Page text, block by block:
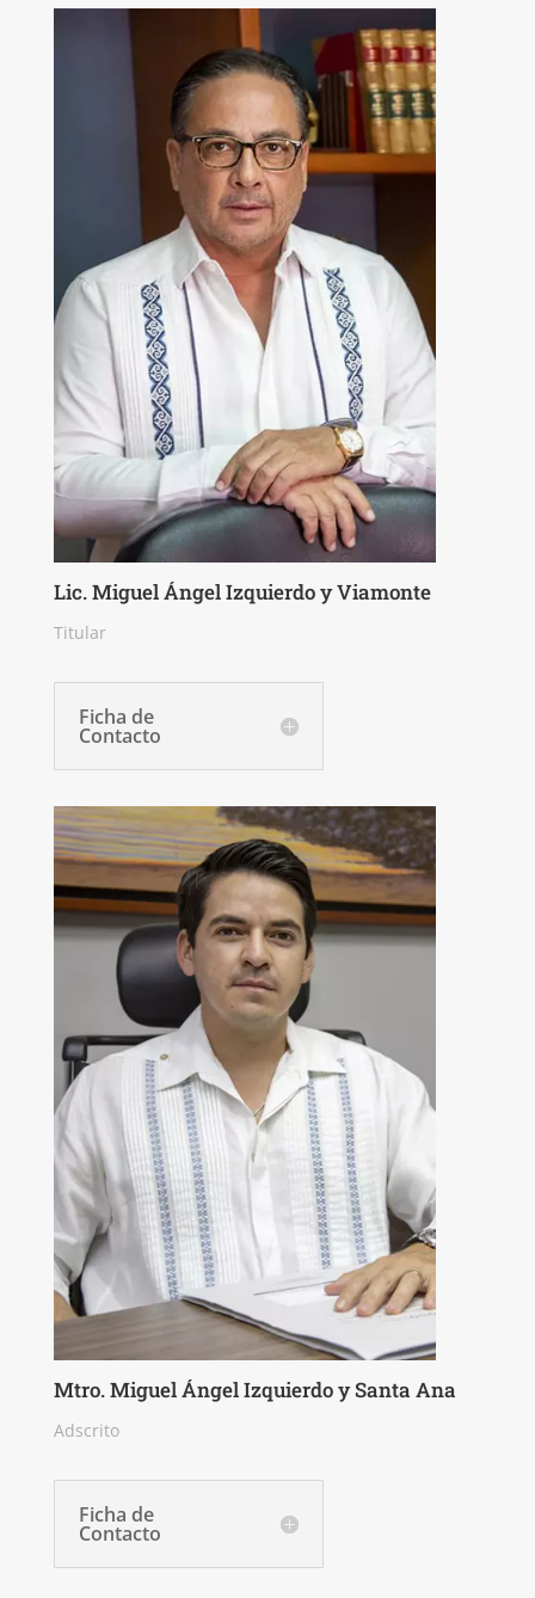
Lic. Miguel Ángel Izquierdo y Viamonte
Titular
Ficha de
Contacto
Mtro. Miguel Ángel Izquierdo y Santa Ana
Adscrito
Ficha de
Contacto